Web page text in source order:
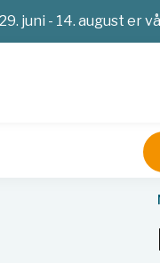
29. juni - 14. august er
HEPA-filter